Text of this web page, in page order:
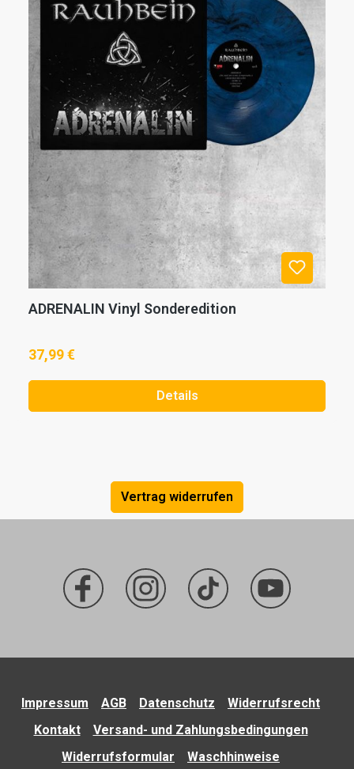
ADRENALIN Vinyl Sonderedition
37,99 €
Details
Vertrag widerrufen
Impressum AGB Datenschutz
Widerrufsrecht
Kontakt
Versand- und Zahlungsbedingungen
Widerrufsformular
Waschhinweise